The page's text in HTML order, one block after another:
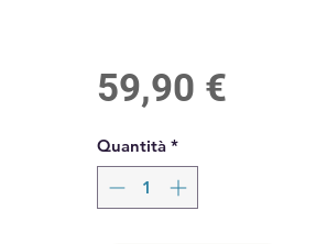
59,90 €Prezzo
Quantità *